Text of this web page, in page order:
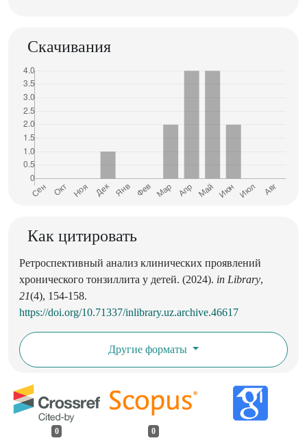
Скачивания
Как цитировать
Ретроспективный анализ клинических проявлений
хронического тонзиллита у детей. (2024). in Library,
21(4), 154-158.
https://doi.org/10.71337/inlibrary.uz.archive.46617
Другие форматы
0 0